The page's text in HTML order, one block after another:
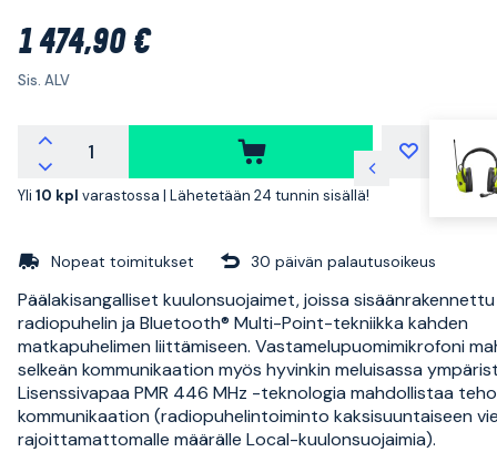
1 474,90 €
Sis. ALV
Yli 10 kpl varastossa | Lähetetään 24 tunnin sisällä!
Nopeat toimitukset 30 päivän palautusoikeus
Päälakisangalliset kuulonsuojaimet, joissa sisäänrakennettu
radiopuhelin ja Bluetooth® Multi-Point-tekniikka kahden
matkapuhelimen liittämiseen. Vastamelupuomimikrofoni
selkeän kommunikaation myös hyvinkin meluisassa
Lisenssivapaa PMR 446 MHz -teknologia mahdollistaa
kommunikaation (radiopuhelintoiminto kaksisuuntaiseen
rajoittamattomalle määrälle Local-kuulonsuojaimia).